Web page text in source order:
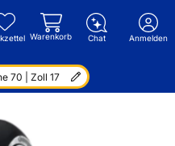
Warenkorb Chat Anmelden
70 | Zoll 17